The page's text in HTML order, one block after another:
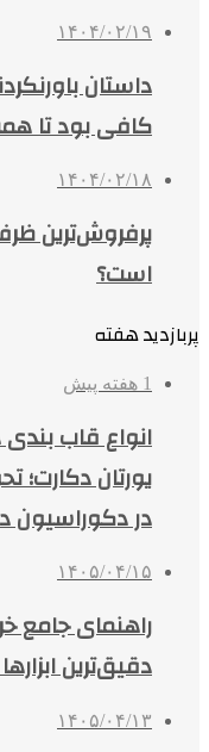
۱۴۰۴/۰۲/۱۹
داستان
کافی بود تا
۱۴۰۴/۰۲/۱۸
پرفروش‌ترین
است؟
پربازدید هفته
1 هفته پیش
انواع قاب
یورتان
در دکوراسیون
۱۴۰۵/۰۴/۱۵
راهنمای جامع
دقیق‌ترین
۱۴۰۵/۰۴/۱۳